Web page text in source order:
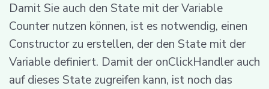
Damit Sie auch den State mit der Variable
Counter nutzen können, ist es notwendig, einen
Constructor zu erstellen, der den State mit der
Variable definiert. Damit der onClickHandler auch
auf dieses State zugreifen kann, ist noch das